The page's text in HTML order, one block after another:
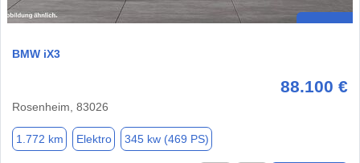
BMW iX3
88.100 €
Rosenheim, 83026
1.772 km Elektro 345 kw (469 PS)